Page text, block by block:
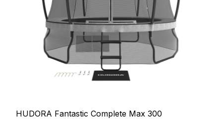
HUDORA Fantastic Complete Max 300